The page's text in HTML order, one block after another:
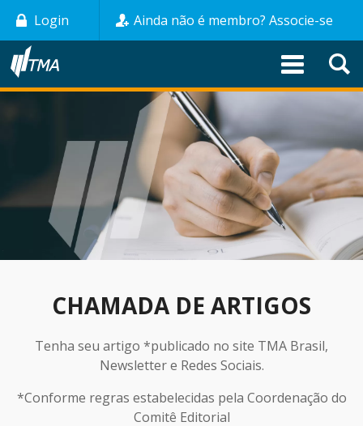
Pular
para
conteúdo
principal
Login Ainda não é membro? Associe-se
CHAMADA DE ARTIGOS
Tenha seu artigo *publicado no site TMA Brasil,
Newsletter e Redes Sociais.
*Conforme regras estabelecidas pela Coordenação do
Comitê Editorial